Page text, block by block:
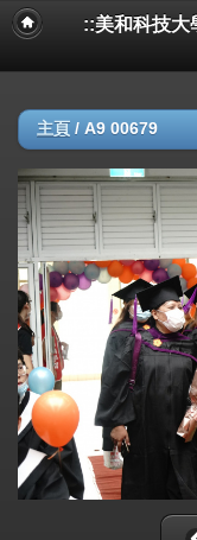
::美和科技大
主頁 / A9 00679